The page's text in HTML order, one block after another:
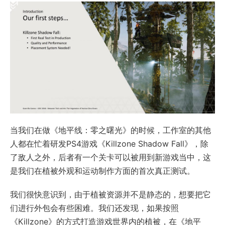
当我们在做《地平线：零之曙光》的时候，工作室的其他
人都在忙着研发PS4游戏《Killzone Shadow Fall》，除
了敌人之外，后者有一个关卡可以被用到新游戏当中，这
是我们在植被外观和运动制作方面的首次真正测试。
我们很快意识到，由于植被资源并不是静态的，想要把它
们进行外包会有些困难。我们还发现，如果按照
《Killzone》的方式打造游戏世界内的植被，在《地平